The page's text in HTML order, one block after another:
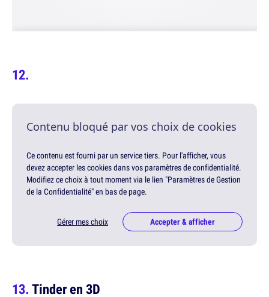
Contenu bloqué par vos choix de cookies
Ce contenu est fourni par un service tiers. Pour l'afficher, vous
devez accepter les cookies dans vos paramètres de confidentialité.
Modifiez ce choix à tout moment via le lien "Paramètres de Gestion
de la Confidentialité" en bas de page.
Gérer mes choix Accepter & afficher
Tinder en 3D